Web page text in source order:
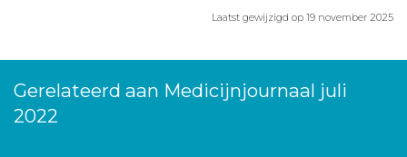
Laatst gewijzigd op 19 november 2025
Gerelateerd aan Medicijnjournaal juli
2022